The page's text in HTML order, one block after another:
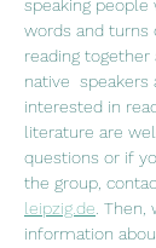
speaking
words and turns
reading together
native  speakers
interested in
literature are
questions or if
the group,
leipzig.de .
information